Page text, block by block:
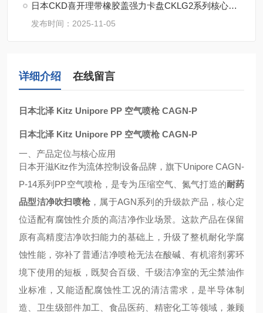
日本CKD喜开理带橡胶盖强力卡盘CKLG2系列核心参数
发布时间：2025-11-05
详细介绍 在线留言
日本北泽 Kitz Unipore PP 空气喷枪 CAGN-P
日本北泽 Kitz Unipore PP 空气喷枪 CAGN-P
一、产品定位与核心应用
日本开滋Kitz作为流体控制设备品牌，旗下Unipore CAGN-
P-14系列PP空气喷枪，是专为压缩空气、氮气打造的耐药
品型洁净吹扫喷枪，属于AGN系列的升级款产品，核心定
位适配有腐蚀性介质的高洁净作业场景。这款产品在保留
原有高精度洁净吹扫能力的基础上，升级了整机耐化学腐
蚀性能，弥补了普通洁净喷枪无法在酸碱、有机溶剂雾环
境下使用的短板，既契合百级、千级洁净室的无尘禁油作
业标准，又能适配腐蚀性工况的清洁需求，是半导体制
造、卫生级部件加工、食品医药、精密化工等领域，兼顾